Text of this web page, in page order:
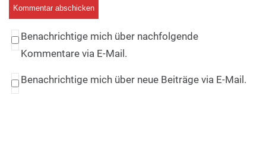
Benachrichtige mich über nachfolgende
Kommentare via E-Mail.
Benachrichtige mich über neue Beiträge via E-Mail.